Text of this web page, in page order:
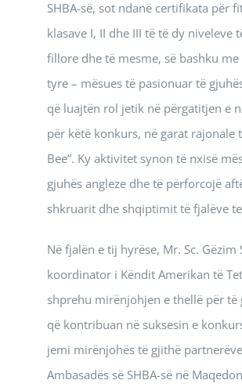
SHBA-së, sot ndanë certifikata për
klasave I, II dhe III të të dy niveleve
fillore dhe të mesme, së bashku
tyre – mësues të pasionuar të
që luajtën rol jetik në përgatitjen e
për këtë konkurs, në garat rajonale
Bee”. Ky aktivitet synon të nxisë
gjuhës angleze dhe të përforcojë
shkruarit dhe shqiptimit të fjalëve
Në fjalën e tij hyrëse, Mr. Sc. Gëzim
koordinator i Këndit Amerikan të
shprehu mirënjohjen e thellë për të
që kontribuan në suksesin e
jemi mirënjohës të gjithë
Ambasadës së SHBA-së në